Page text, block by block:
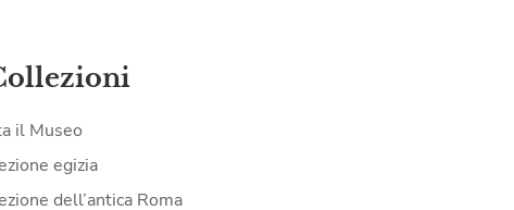
il Museo
egizia
dell’antica Roma